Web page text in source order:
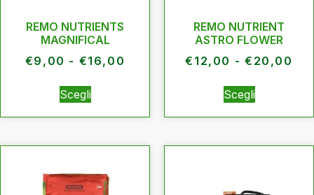
REMO NUTRIENTS
MAGNIFICAL
€9,00 - €16,00
Scegli
REMO NUTRIENT
ASTRO FLOWER
€ 12,00 - € 20,00
Scegli